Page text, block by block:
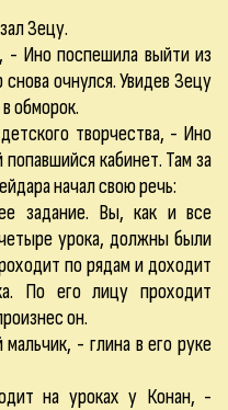
Зецу.
Ино поспешила выйти из
очнулся. Увидев Зецу
обморок.
творчества, - Ино
кабинет. Там за
начал свою речь:
задание. Вы, как и все
урока, должны были
по рядам и доходит
По его лицу проходит
он.
- глина в его руке
на уроках у Конан, -